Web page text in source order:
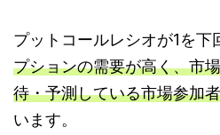
プットコールレシオが1を下
プションの需要が高く、市
待・予測している市場参加
います。